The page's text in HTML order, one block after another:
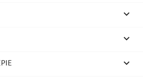


keyboard_arrow_down